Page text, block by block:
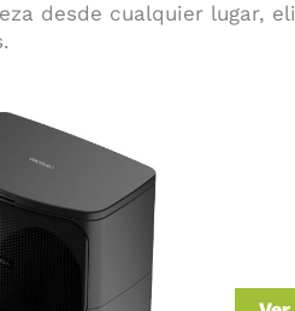
desde cualquier lugar,